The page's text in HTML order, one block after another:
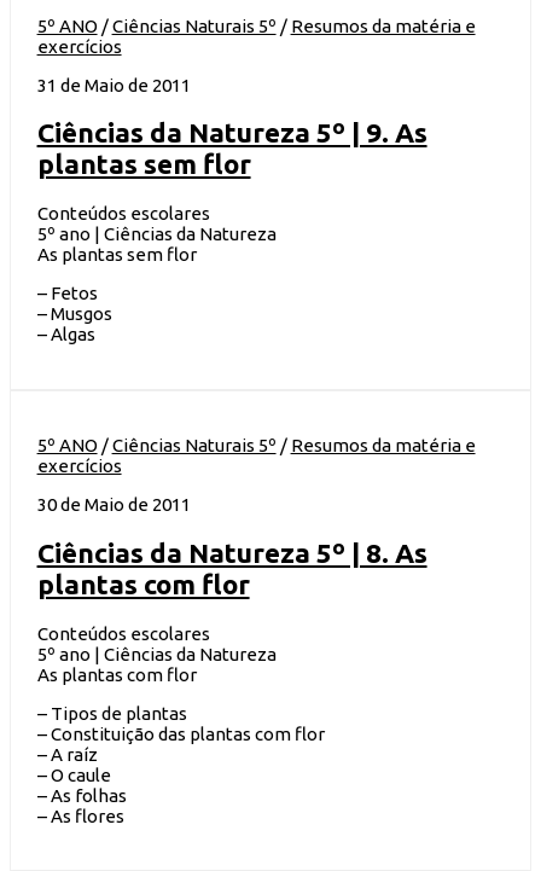
5º ANO /Ciências Naturais 5º / Resumos da matéria e
exercícios
31 de Maio de 2011
Ciências da Natureza 5º | 9. As
plantas sem flor
Conteúdos escolares
5º ano | Ciências da Natureza
As plantas sem flor
– Fetos
– Musgos
– Algas
5º ANO /Ciências Naturais 5º / Resumos da matéria e
exercícios
30 de Maio de 2011
Ciências da Natureza 5º | 8. As
plantas com flor
Conteúdos escolares
5º ano | Ciências da Natureza
As plantas com flor
– Tipos de plantas
– Constituição das plantas com flor
– A raíz
– O caule
– As folhas
– As flores